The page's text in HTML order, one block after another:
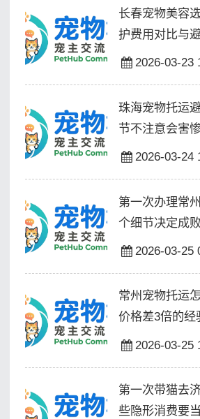
长春宠物美容
护费用对比与
2026-03-23
珠海宠物托运
节不注意会害
2026-03-24
第一次办理常
个细节决定成
2026-03-25
常州宠物托运
价格差3倍的经
2026-03-25
第一次带猫去
些隐形消费要